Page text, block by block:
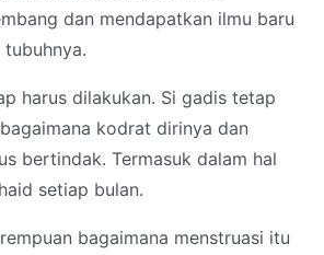
dan mendapatkan ilmu baru
harus dilakukan. Si gadis tetap
kodrat dirinya dan
bertindak. Termasuk dalam hal
setiap bulan.
bagaimana menstruasi itu